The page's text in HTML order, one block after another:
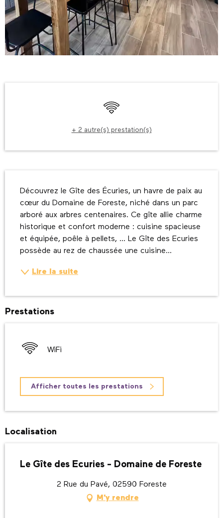
WiFi
+ 2 autre(s) prestation(s)
Découvrez le Gîte des Écuries, un havre de paix au
cœur du Domaine de Foreste, niché dans un parc
arboré aux arbres centenaires. Ce gîte allie charme
historique et confort moderne : cuisine spacieuse
et équipée, poêle à pellets, ... Le Gîte des Ecuries
possède au rez de chaussée une cuisine...
Lire la suite
Prestations
WiFi
Afficher toutes les prestations
Localisation
Le Gîte des Ecuries - Domaine de Foreste
2 Rue du Pavé, 02590 Foreste
M'y rendre